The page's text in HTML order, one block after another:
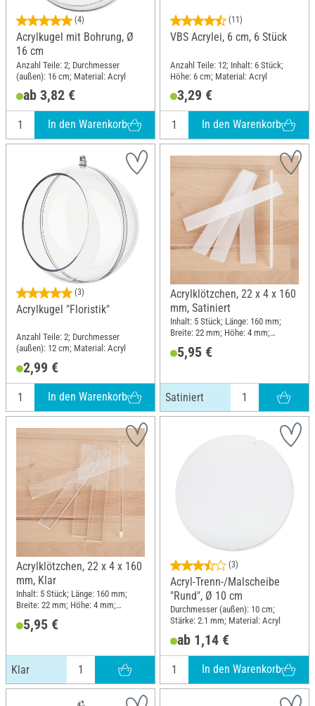
(4)
Acrylkugel mit Bohrung, Ø
16 cm
Anzahl Teile: 2; Durchmesser
(außen): 16 cm; Material: Acryl
ab 3,82 €
In den Warenkorb
(11)
VBS Acrylei, 6 cm, 6 Stück
Anzahl Teile: 12; Inhalt: 6 Stück;
Höhe: 6 cm; Material: Acryl
3,29 €
In den Warenkorb
(3)
Acrylkugel "Floristik"
Anzahl Teile: 2; Durchmesser
(außen): 12 cm; Material: Acryl
2,99 €
In den Warenkorb
Acrylklötzchen, 22 x 4 x 160
mm, Satiniert
Inhalt: 5 Stück; Länge: 160 mm;
Breite: 22 mm; Höhe: 4 mm;
5,95 €
Satiniert
Acrylklötzchen, 22 x 4 x 160
mm, Klar
Inhalt: 5 Stück; Länge: 160 mm;
Breite: 22 mm; Höhe: 4 mm;
5,95 €
Klar
(3)
Acryl-Trenn-/Malscheibe
"Rund", Ø 10 cm
Durchmesser (außen): 10 cm;
Stärke: 2.1 mm; Material: Acryl
ab 1,14 €
In den Warenkorb